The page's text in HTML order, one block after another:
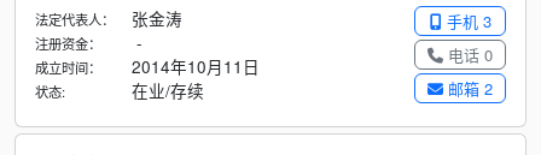
手机 3
电话 0
邮箱 2
法定代表人： 张金涛
注册资金： -
成立时间： 2014年10月11日
状态: 在业/存续